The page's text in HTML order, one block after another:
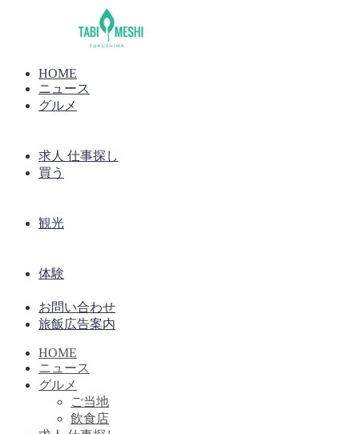
HOME
ニュース
グルメ
求人 仕事探し
買う
観光
体験
お問い合わせ
旅飯広告案内
HOME
ニュース
グルメ
ご当地
飲食店